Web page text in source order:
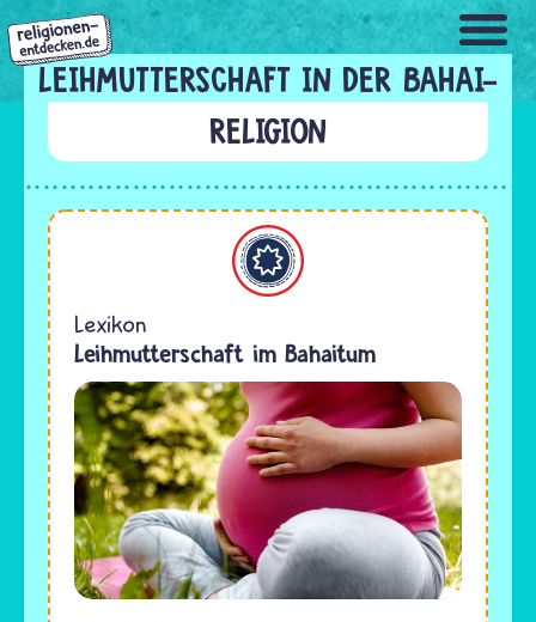
Direkt
zum
InhaltLEIHMUTTERSCHAFT IN DER BAHAI-
RELIGION
Bahaitum
Lexikon
Leihmutterschaft im Bahaitum